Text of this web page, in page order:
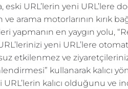
eski URL’lerin yeni URL’lere
arama motorlarının kırık
yapmanın en yaygın yolu,
yeni URL’lere
etkilenmez ve
kullanarak kalıcı
kalıcı olduğunu ve